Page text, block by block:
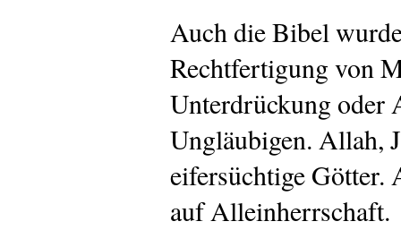
Auch die Bibel
Rechtfertigung von
Unterdrückung oder
Ungläubigen. Allah,
eifersüchtige Götter.
auf Alleinherrschaft.